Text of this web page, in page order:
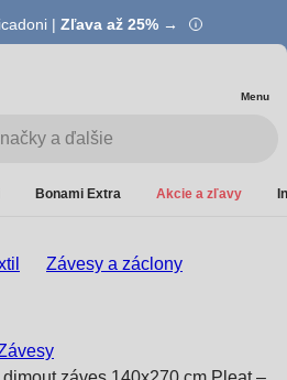
| Zľava až 25% →
Menu
Bonami Extra Akcie a zľavy
Závesy a záclony